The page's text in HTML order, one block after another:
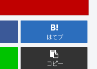
はてブ
コピー